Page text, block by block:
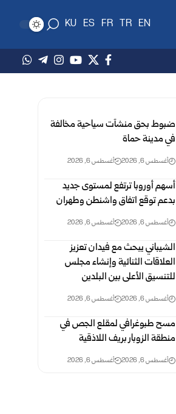
EN
TR
FR
ES
KU
ضبوط بحق منشآت سياحية مخالفة
في مدينة حماة
أغسطس 6, 2026 أغسطس 6, 2026
أسهم أوروبا ترتفع لمستوى جديد
بدعم توقع اتفاق واشنطن وطهران
أغسطس 6, 2026 أغسطس 6, 2026
الشيباني يبحث مع فيدان تعزيز
العلاقات الثنائية وإنشاء مجلس
للتنسيق الأعلى بين البلدين
أغسطس 6, 2026 أغسطس 6, 2026
مسح طبوغرافي لمقلع الجص في
منطقة الزوبار بريف اللاذقية
أغسطس 6, 2026 أغسطس 6, 2026